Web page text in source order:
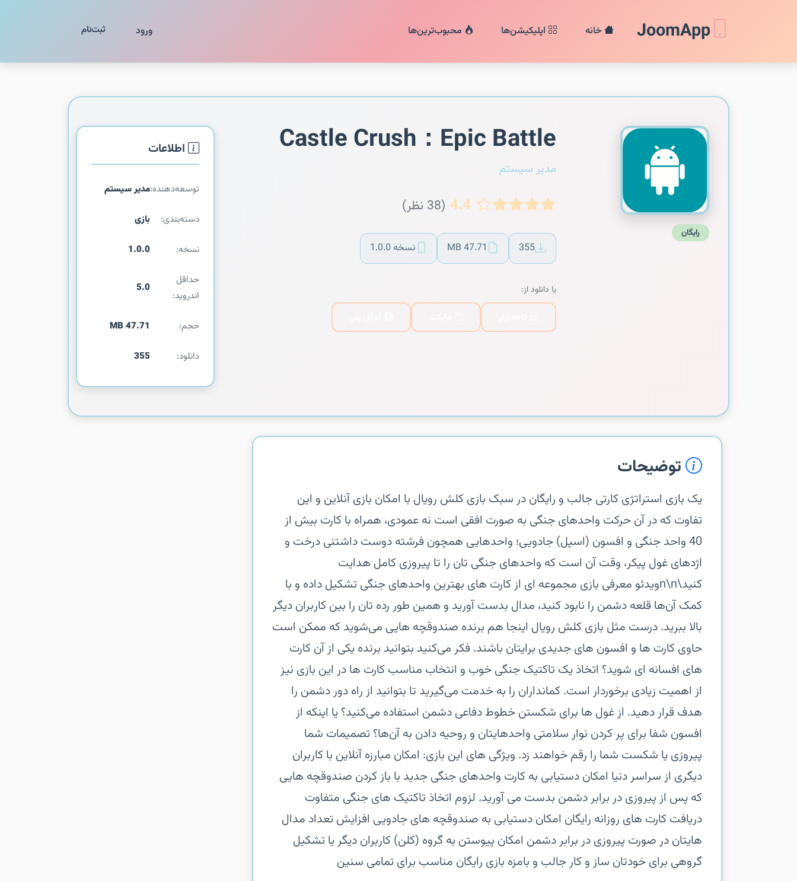
JoomApp خانه اپلیکیشن‌ها محبوب‌ترین‌ها ورود ثبت‌نام
رایگان
Castle Crush：Epic Battle
مدیر سیستم
4.4 (38 نظر)
355
47.71 MB نسخه 1.0.0
یا دانلود از:
اطلاعات
توسعه‌دهنده:مدیر سیستم
دسته‌بندی: بازی
نسخه: 1.0.0
حداقل
اندروید:
5.0
حجم: 47.71 MB
دانلود: 355
توضیحات
‏‏یک بازی استراتژی کارتی جالب و رایگان در سبک بازی کلش رویال با امکان بازی آنلاین و این
تفاوت که در آن حرکت واحدهای جنگی به صورت افقی است نه عمودی، همراه با کارت بیش از
40 واحد جنگی و افسون (اسپل) جادویی؛ واحدهایی همچون فرشته دوست داشتنی درخت و
اژدهای غول پیکر، وقت آن است که واحدهای جنگی تان را تا پیروزی کامل هدایت
کنید\n\nویدئو معرفی بازی‏ مجموعه ای از کارت های بهترین واحدهای جنگی تشکیل داده و با
کمک آن‌ها قلعه دشمن را نابود کنید، مدال بدست آورید و همین طور رده تان را بین کاربران دیگر
بالا ببرید. درست مثل بازی کلش رویال اینجا هم برنده صندوقچه هایی می‌شوید که ممکن است
حاوی کارت ها و افسون های جدیدی برایتان باشند. فکر می‌کنید بتوانید برنده یکی از آن کارت
های افسانه ای شوید؟ اتخاذ یک تاکتیک جنگی خوب و انتخاب مناسب کارت ها در این بازی نیز
از اهمیت زیادی برخوردار است.‏ کمانداران را به خدمت می‌گیرید تا بتوانید از راه دور دشمن را
هدف قرار دهید. از غول ها برای شکستن خطوط دفاعی دشمن استفاده می‌کنید؟ یا اینکه از
افسون شفا برای پر کردن نوار سلامتی واحدهایتان و روحیه دادن به آن‌ها؟ تصمیمات شما
پیروزی یا شکست شما را رقم خواهند زد.‏ ویژگی های این بازی:‏ امکان مبارزه آنلاین با کاربران
دیگری از سراسر دنیا امکان دستیابی به کارت واحدهای جنگی جدید با باز کردن صندوقچه هایی
که پس از پیروزی در برابر دشمن بدست می آورید. لزوم اتخاذ تاکتیک های جنگی متفاوت
دریافت کارت های روزانه رایگان امکان دستیابی به صندوقچه های جادویی افزایش تعداد مدال
هایتان در صورت پیروزی در برابر دشمن امکان پیوستن به گروه (کلن) کاربران دیگر یا تشکیل
گروهی برای خودتان ساز و کار جالب و بامزه بازی رایگان مناسب برای تمامی سنین